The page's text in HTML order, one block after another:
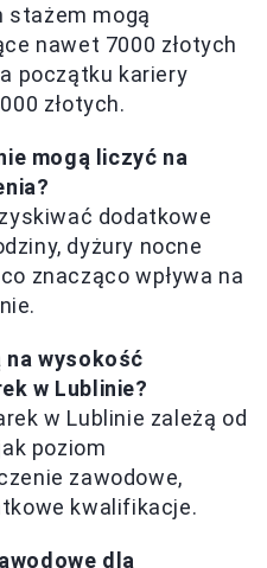
stażem mogą
nawet 7000 złotych
początku kariery
złotych.
mogą liczyć na
dodatkowe
dyżury nocne
znacząco wpływa na
na wysokość
w Lublinie?
w Lublinie zależą od
poziom
zawodowe,
kwalifikacje.
dla